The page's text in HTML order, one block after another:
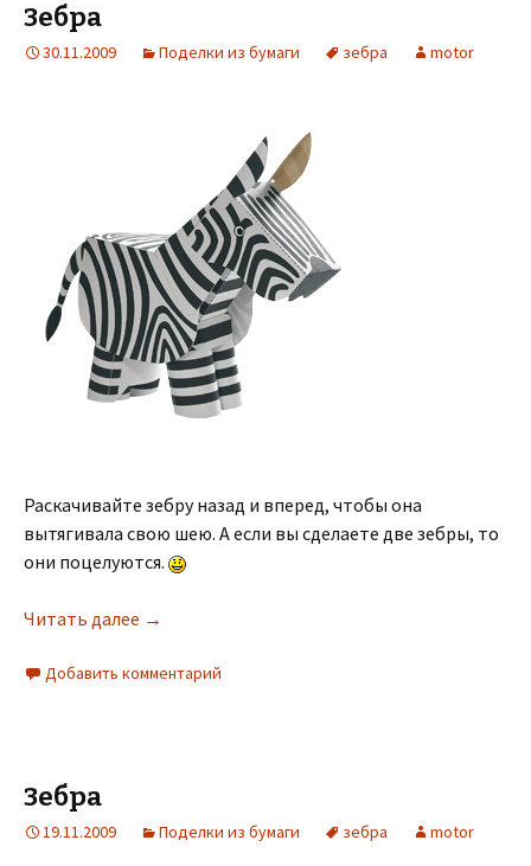
Зебра
30.11.2009 Поделки из бумаги зебра motor
Раскачивайте зебру назад и вперед, чтобы она
вытягивала свою шею. А если вы сделаете две зебры, то
они поцелуются.
Читать далее →
Добавить комментарий
Зебра
19.11.2009 Поделки из бумаги зебра motor